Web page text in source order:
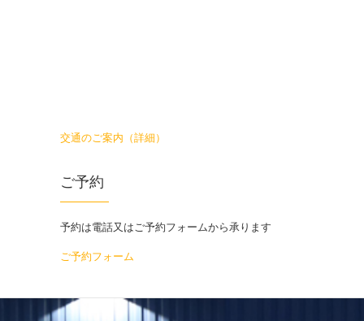
交通のご案内（詳細）
ご予約
予約は電話又はご予約フォームから承ります
ご予約フォーム